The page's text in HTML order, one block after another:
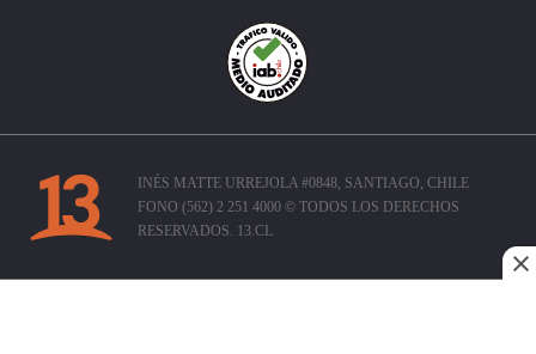
INÉS MATTE URREJOLA #0848, SANTIAGO, CHILE
FONO (562) 2 251 4000 © TODOS LOS DERECHOS
RESERVADOS. 13.CL